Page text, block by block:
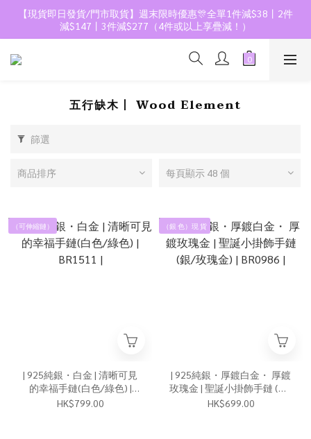
【現貨即日發貨/門市取貨】週末限時優惠🎊全單1件減$38丨2件
減$147丨3件減$277（4件或以上享疊減！）
五行缺木丨 Wood Element
篩選
商品排序 每頁顯示 48 個
（可伸縮鏈）
| 925純銀・白金 | 清晰可見
的幸福手鏈(白色/綠色) |
BR1511 |
HK$799.00
（銀 色）現 貨
| 925純銀・厚鍍白金・ 厚鍍
玫瑰金 | 聖誕小掛飾手鏈 (銀/
玫瑰金) | BR0986 |
HK$699.00